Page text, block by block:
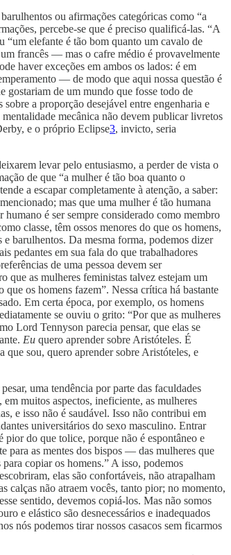
ou afirmações categóricas como “a
percebe-se que é preciso qualificá-las. “A
“um elefante é tão bom quanto um cavalo de
francês — mas o cafre médio é provavelmente
haver exceções em ambos os lados: é em
— de modo que aqui nossa questão é
gostariam de um mundo que fosse todo de
a proporção desejável entre engenharia e
mecânica não devem publicar livretos
e o próprio Eclipse3, invicto, seria
levar pelo entusiasmo, a perder de vista o
de que “a mulher é tão boa quanto o
a escapar completamente à atenção, a saber:
mas que uma mulher é tão humana
é ser sempre considerado como membro
classe, têm ossos menores do que os homens,
e barulhentos. Da mesma forma, podemos dizer
pedantes em sua fala do que trabalhadores
de uma pessoa devem ser
que as mulheres feministas talvez estejam um
os homens fazem”. Nessa crítica há bastante
Em certa época, por exemplo, os homens
se ouviu o grito: “Por que as mulheres
Lord Tennyson parecia pensar, que elas se
Eu quero aprender sobre Aristóteles. É
que sou, quero aprender sobre Aristóteles, e
uma tendência por parte das faculdades
muitos aspectos, ineficiente, as mulheres
e isso não é saudável. Isso não contribui em
universitários do sexo masculino. Entrar
do que tolice, porque não é espontâneo e
para as mentes dos bispos — das mulheres que
copiar os homens.” A isso, podemos
elas são confortáveis, não atrapalham
calças não atraem vocês, tanto pior; no momento,
sentido, devemos copiá-los. Mas não somos
e elástico são desnecessários e inadequados
nós podemos tirar nossos casacos sem ficarmos